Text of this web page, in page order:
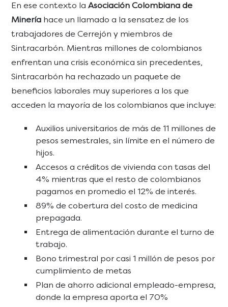
En ese contexto laAsociación Colombiana de
Minería hace un llamado a la sensatez de los
trabajadores de Cerrejón y miembros de
Sintracarbón. Mientras millones de colombianos
enfrentan una crisis económica sin precedentes,
Sintracarbón ha rechazado un paquete de
beneficios laborales muy superiores a los que
acceden la mayoría de los colombianos que incluye:
Auxilios universitarios de más de 11 millones de
pesos semestrales, sin límite en el número de
hijos.
Accesos a créditos de vivienda con tasas del
4% mientras que el resto de colombianos
pagamos en promedio el 12% de interés.
89% de cobertura del costo de medicina
prepagada.
Entrega de alimentación durante el turno de
trabajo.
Bono trimestral por casi 1 millón de pesos por
cumplimiento de metas
Plan de ahorro adicional empleado-empresa,
donde la empresa aporta el 70%